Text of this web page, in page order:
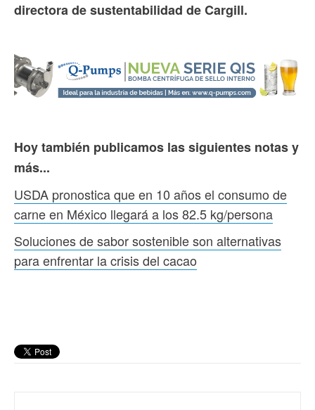
directora de sustentabilidad de Cargill.
Hoy también publicamos las siguientes notas y
más...
USDA pronostica que en 10 años el consumo de
carne en México llegará a los 82.5 kg/persona
Soluciones de sabor sostenible son alternativas
para enfrentar la crisis del cacao